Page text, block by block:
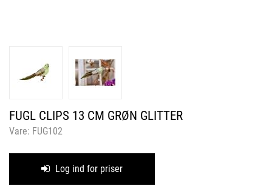
FUGL CLIPS 13 CM GRØN GLITTER
Vare: FUG102
Log ind for priser